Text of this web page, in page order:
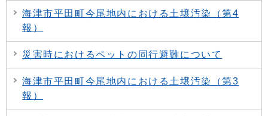
海津市平田町今尾地内における土壌汚染（第4
報）
災害時におけるペットの同行避難について
海津市平田町今尾地内における土壌汚染（第3
報）